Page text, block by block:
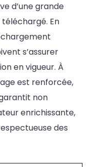
d’une grande
En
s’assurer
en vigueur. À
est renforcée,
non
enrichissante,
des